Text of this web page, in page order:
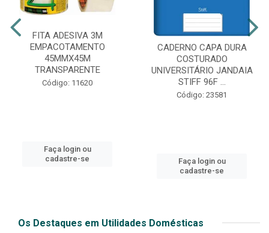
FITA ADESIVA 3M
EMPACOTAMENTO
45MMX45M
TRANSPARENTE
Código: 11620
Faça login ou
cadastre-se
CADERNO CAPA DURA
COSTURADO
UNIVERSITÁRIO JANDAIA
STIFF 96F ...
Código: 23581
Faça login ou
cadastre-se
Os Destaques em Utilidades Domésticas